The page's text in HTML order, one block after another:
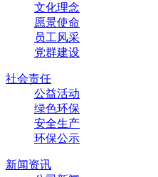
文化理念
愿景使命
员工风采
党群建设
社会责任
公益活动
绿色环保
安全生产
环保公示
新闻资讯